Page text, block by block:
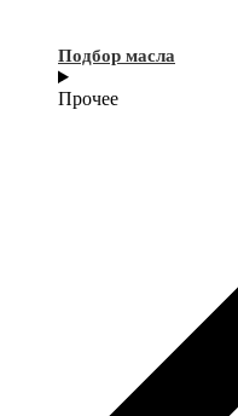
Подбор масла
Прочее